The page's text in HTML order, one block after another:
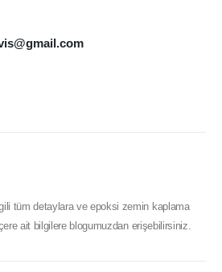
tüm detaylara ve epoksi zemin kaplama
ait bilgilere blogumuzdan erişebilirsiniz.